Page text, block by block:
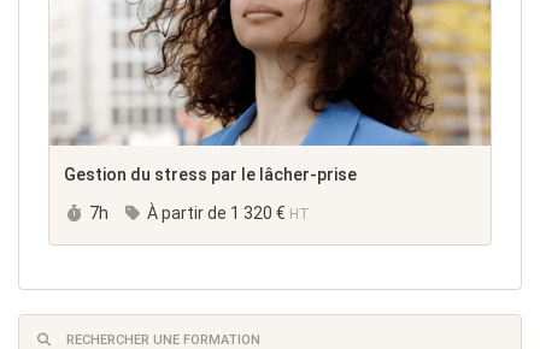
Gestion du stress par le lâcher-prise
Durée :
7h À partir de 1 320 € HT
RECHERCHER UNE FORMATION